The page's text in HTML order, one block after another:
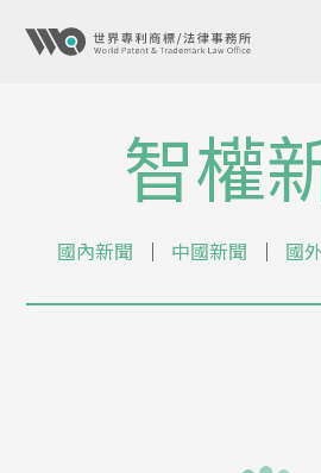
智權
國內新聞 │ 中國新聞 │ 國